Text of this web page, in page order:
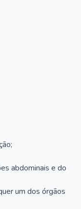
abdominais e do
um dos órgãos